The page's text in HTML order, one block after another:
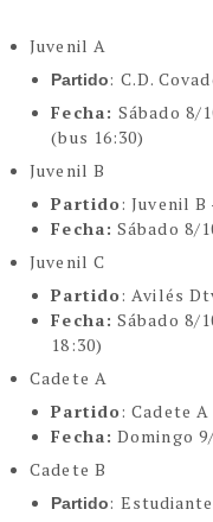
Juvenil A
Partido: C.D.
Fecha:Sábado 8/
(bus 16:30)
Juvenil B
Partido: Juvenil B
Fecha: Sábado 8/
Juvenil C
Partido: Avilés
Fecha: Sábado 8/
18:30)
Cadete A
Partido: Cadete A
Fecha: Domingo
Cadete B
Partido: